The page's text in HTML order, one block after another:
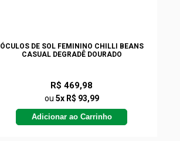
ÓCULOS DE SOL FEMININO CHILLI BEANS
CASUAL DEGRADÊ DOURADO
R$ 469,98
ou 5x R$ 93,99
Adicionar ao Carrinho